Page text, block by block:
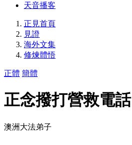
天音播客
正見首頁
見證
海外文集
修煉體悟
正體 簡體
正念撥打營救電話
澳洲大法弟子